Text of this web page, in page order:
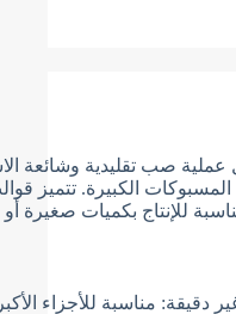
صب تقليدية وشائعة
المسبوكات الكبيرة. تتميز
للإنتاج بكميات صغيرة
دقيقة: مناسبة للأجزاء